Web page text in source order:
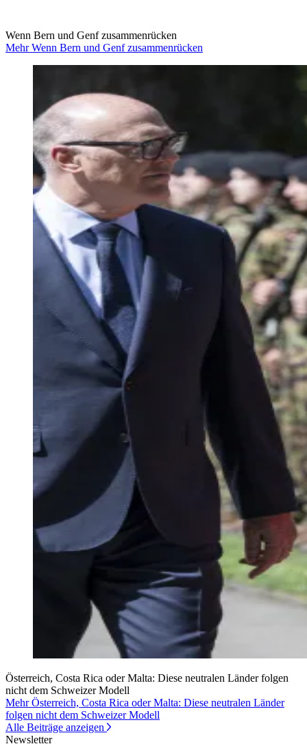
Wenn Bern und Genf zusammenrücken
Mehr Wenn Bern und Genf zusammenrücken
Österreich, Costa Rica oder Malta: Diese neutralen Länder folgen
nicht dem Schweizer Modell
Mehr Österreich, Costa Rica oder Malta: Diese neutralen Länder
folgen nicht dem Schweizer Modell
Alle Beiträge anzeigen
Newsletter